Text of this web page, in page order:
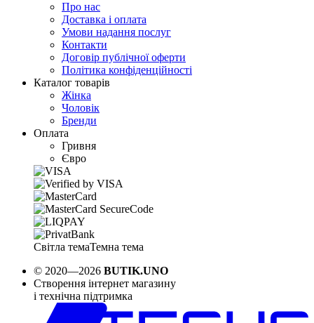
Про нас
Доставка і оплата
Умови надання послуг
Контакти
Договір публічної оферти
Політика конфіденційності
Каталог товарів
Жінка
Чоловік
Бренди
Оплата
Гривня
Євро
Світла темаТемна тема
© 2020—2026 BUTIK.UNO
Створення інтернет магазину
і технічна підтримка